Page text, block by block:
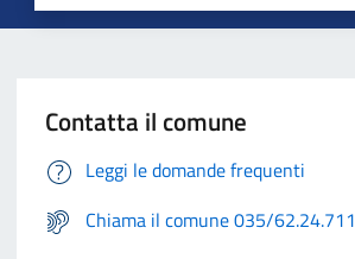
Contatta il comune
Leggi le domande frequenti
Chiama il comune 035/62.24.711